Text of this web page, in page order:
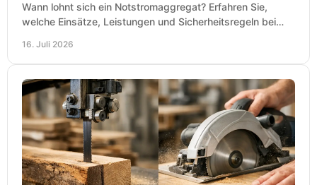
Wann lohnt sich ein Notstromaggregat? Erfahren Sie,
welche Einsätze, Leistungen und Sicherheitsregeln bei
16. Juli 2026